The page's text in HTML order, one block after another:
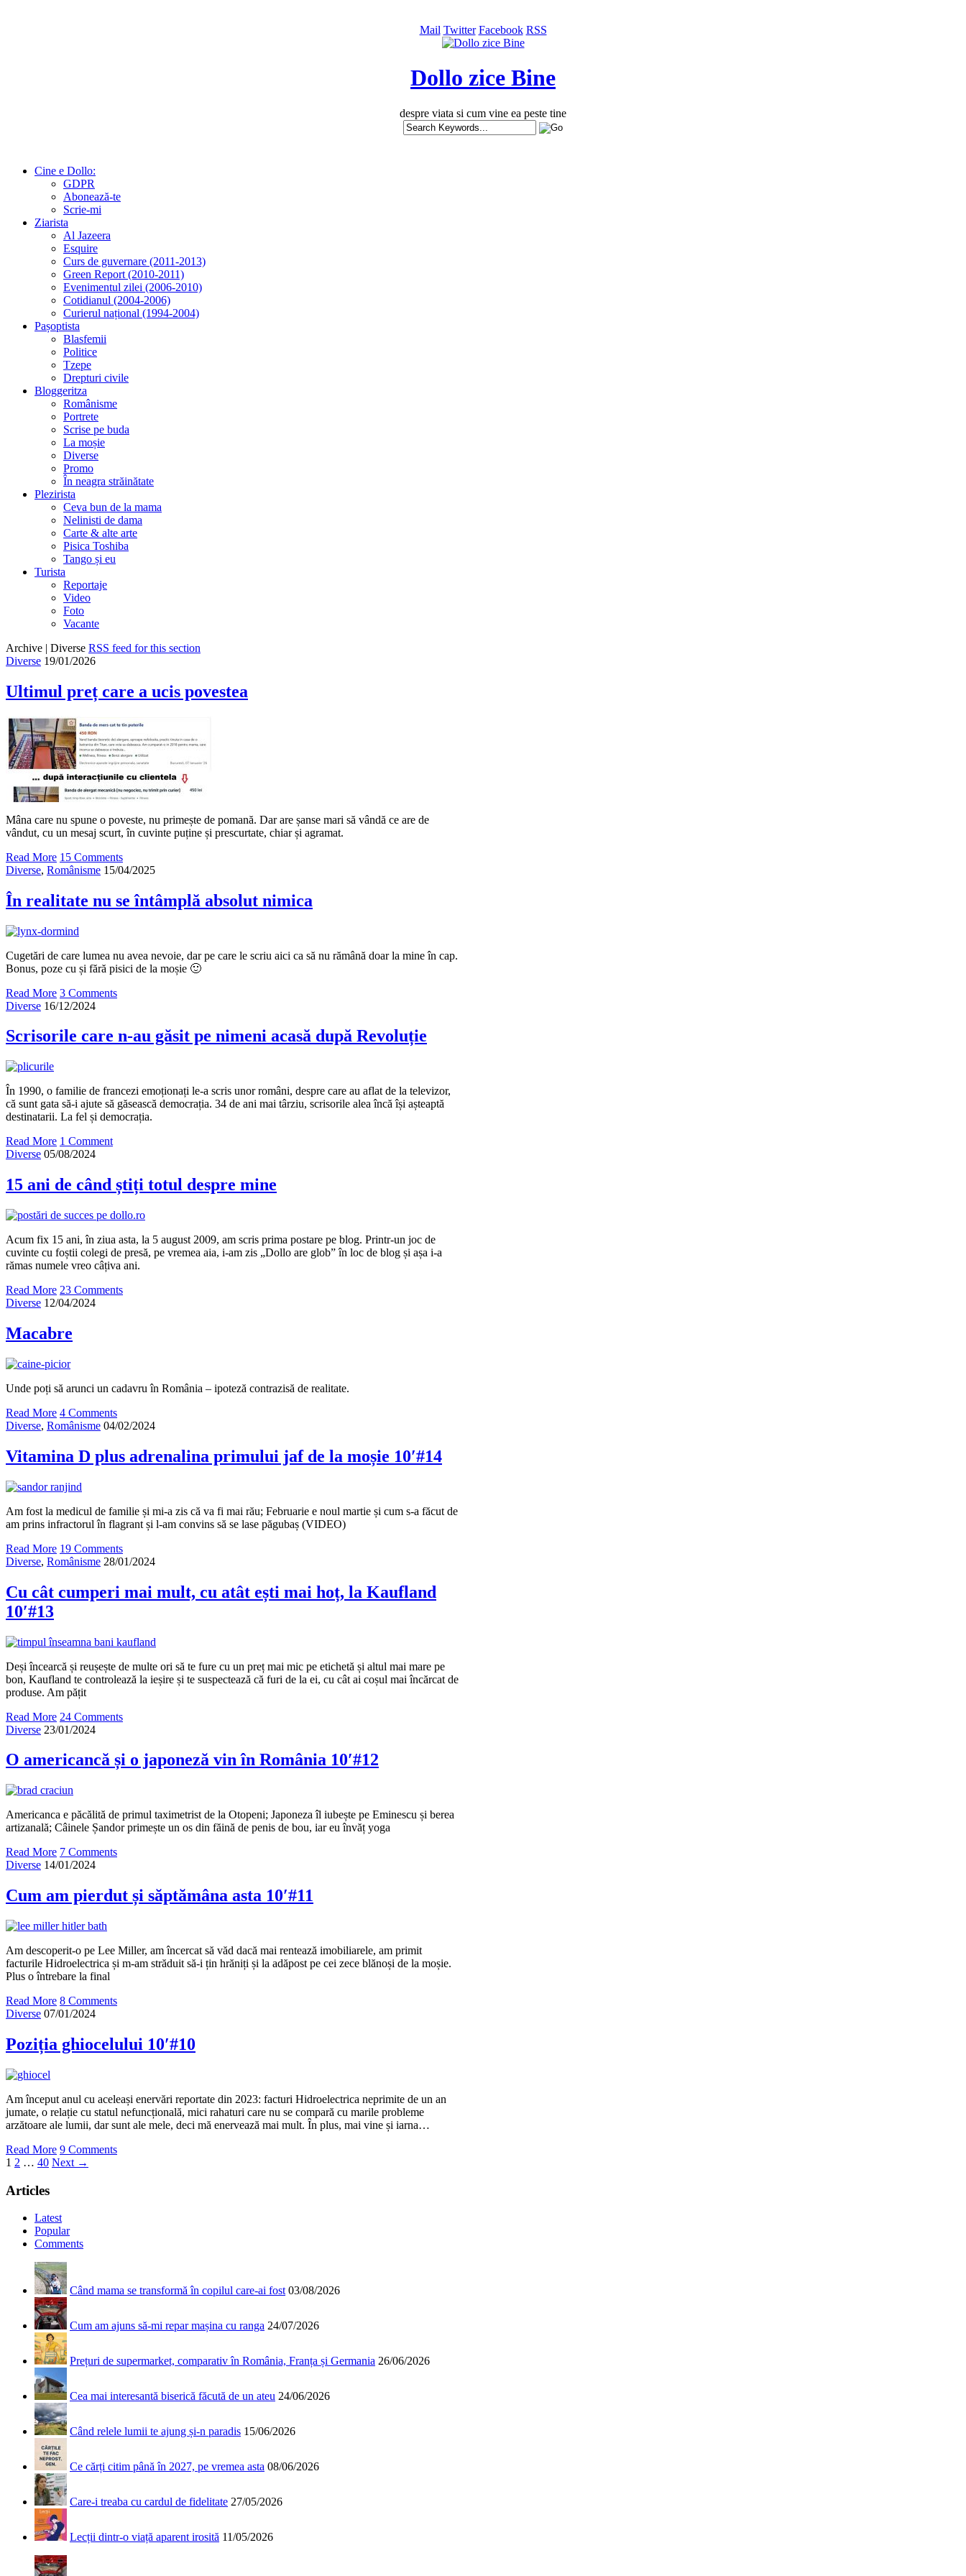
Mail Twitter Facebook RSS
Dollo zice Bine
despre viata si cum vine ea peste tine
Cine e Dollo:
GDPR
Abonează-te
Scrie-mi
Ziarista
Al Jazeera
Esquire
Curs de guvernare (2011-2013)
Green Report (2010-2011)
Evenimentul zilei (2006-2010)
Cotidianul (2004-2006)
Curierul național (1994-2004)
Pașoptista
Blasfemii
Politice
Tzepe
Drepturi civile
Bloggeritza
Românisme
Portrete
Scrise pe buda
La moșie
Diverse
Promo
În neagra străinătate
Plezirista
Ceva bun de la mama
Nelinisti de dama
Carte & alte arte
Pisica Toshiba
Tango și eu
Turista
Reportaje
Video
Foto
Vacante
Archive | Diverse RSS feed for this section
Diverse 19/01/2026
Ultimul preț care a ucis povestea
Mâna care nu spune o poveste, nu primește de pomană. Dar are șanse mari să vândă ce are de
vândut, cu un mesaj scurt, în cuvinte puține și prescurtate, chiar și agramat.
Read More 15 Comments
Diverse, Românisme 15/04/2025
În realitate nu se întâmplă absolut nimica
Cugetări de care lumea nu avea nevoie, dar pe care le scriu aici ca să nu rămână doar la mine în cap.
Bonus, poze cu și fără pisici de la moșie 🙂
Read More 3 Comments
Diverse 16/12/2024
Scrisorile care n-au găsit pe nimeni acasă după Revoluție
În 1990, o familie de francezi emoționați le-a scris unor români, despre care au aflat de la televizor,
că sunt gata să-i ajute să găsească democrația. 34 de ani mai târziu, scrisorile alea încă își așteaptă
destinatarii. La fel și democrația.
Read More 1 Comment
Diverse 05/08/2024
15 ani de când știți totul despre mine
Acum fix 15 ani, în ziua asta, la 5 august 2009, am scris prima postare pe blog. Printr-un joc de
cuvinte cu foștii colegi de presă, pe vremea aia, i-am zis „Dollo are glob” în loc de blog și așa i-a
rămas numele vreo câțiva ani.
Read More 23 Comments
Diverse 12/04/2024
Macabre
Unde poți să arunci un cadavru în România – ipoteză contrazisă de realitate.
Read More 4 Comments
Diverse, Românisme 04/02/2024
Vitamina D plus adrenalina primului jaf de la moșie 10′#14
Am fost la medicul de familie și mi-a zis că va fi mai rău; Februarie e noul martie și cum s-a făcut de
am prins infractorul în flagrant și l-am convins să se lase păgubaș (VIDEO)
Read More 19 Comments
Diverse, Românisme 28/01/2024
Cu cât cumperi mai mult, cu atât ești mai hoț, la Kaufland
10′#13
Deși încearcă și reușește de multe ori să te fure cu un preț mai mic pe etichetă și altul mai mare pe
bon, Kaufland te controlează la ieșire și te suspectează că furi de la ei, cu cât ai coșul mai încărcat de
produse. Am pățit
Read More 24 Comments
Diverse 23/01/2024
O americancă și o japoneză vin în România 10′#12
Americanca e păcălită de primul taximetrist de la Otopeni; Japoneza îl iubește pe Eminescu și berea
artizanală; Câinele Șandor primește un os din făină de penis de bou, iar eu învăț yoga
Read More 7 Comments
Diverse 14/01/2024
Cum am pierdut și săptămâna asta 10′#11
Am descoperit-o pe Lee Miller, am încercat să văd dacă mai rentează imobiliarele, am primit
facturile Hidroelectrica și m-am străduit să-i țin hrăniți și la adăpost pe cei zece blănoși de la moșie.
Plus o întrebare la final
Read More 8 Comments
Diverse 07/01/2024
Poziția ghiocelului 10′#10
Am început anul cu aceleași enervări reportate din 2023: facturi Hidroelectrica neprimite de un an
jumate, o relație cu statul nefuncțională, mici rahaturi care nu se compară cu marile probleme
arzătoare ale lumii, dar sunt ale mele, deci mă enervează mai mult. În plus, mai vine și iarna…
Read More 9 Comments
1 2 … 40 Next →
Articles
Latest
Popular
Comments
Când mama se transformă în copilul care-ai fost 03/08/2026
Cum am ajuns să-mi repar mașina cu ranga 24/07/2026
Prețuri de supermarket, comparativ în România, Franța și Germania 26/06/2026
Cea mai interesantă biserică făcută de un ateu 24/06/2026
Când relele lumii te ajung și-n paradis 15/06/2026
Ce cărți citim până în 2027, pe vremea asta 08/06/2026
Care-i treaba cu cardul de fidelitate 27/05/2026
Lecții dintr-o viață aparent irosită 11/05/2026